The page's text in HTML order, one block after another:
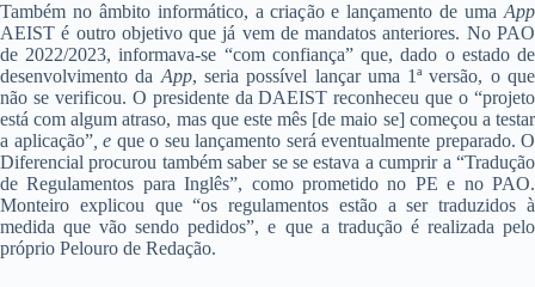
Também no âmbito informático, a criação e lançamento de uma App
AEIST é outro objetivo que já vem de mandatos anteriores. No PAO
de 2022/2023, informava-se “com confiança” que, dado o estado de
desenvolvimento da App, seria possível lançar uma 1ª versão, o que
não se verificou. O presidente da DAEIST reconheceu que o “projeto
está com algum atraso, mas que este mês [de maio se] começou a testar
a aplicação”, e que o seu lançamento será eventualmente preparado. O
Diferencial procurou também saber se se estava a cumprir a “Tradução
de Regulamentos para Inglês”, como prometido no PE e no PAO.
Monteiro explicou que “os regulamentos estão a ser traduzidos à
medida que vão sendo pedidos”, e que a tradução é realizada pelo
próprio Pelouro de Redação.